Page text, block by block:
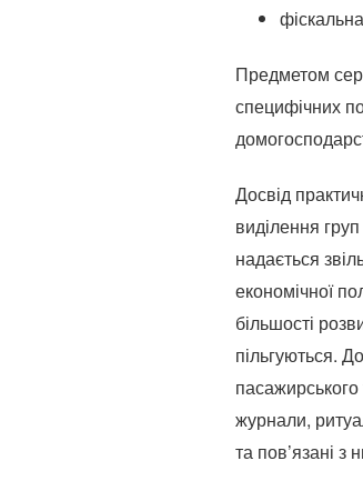
Предметом
специфічних
Досвід
виділення
надається
економічної
більшості
пільгуються.
журнали,
та пов’язані з